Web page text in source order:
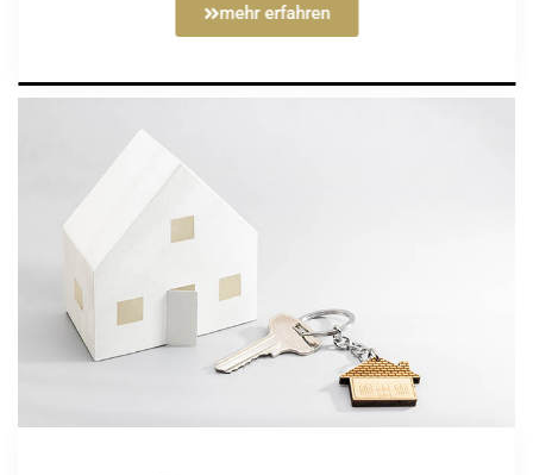
mehr erfahren